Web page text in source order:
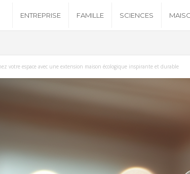
ENTREPRISE FAMILLE SCIENCES
votre espace avec une extension maison écologique inspirante et durable